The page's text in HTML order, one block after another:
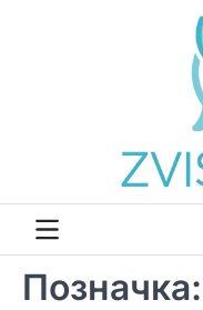
Позначка: